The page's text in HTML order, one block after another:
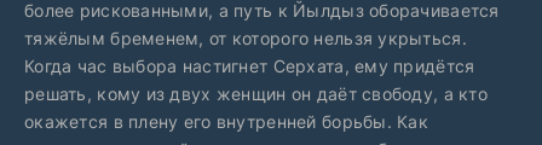
более рискованными, а путь к Йылдыз оборачивается
тяжёлым бременем, от которого нельзя укрыться.
Когда час выбора настигнет Серхата, ему придётся
решать, кому из двух женщин он даёт свободу, а кто
окажется в плену его внутренней борьбы. Как